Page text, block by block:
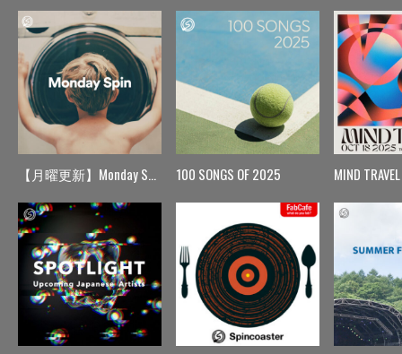
【月曜更新】Monday Spin 100 SONGS OF 2025 MIND TRAVEL